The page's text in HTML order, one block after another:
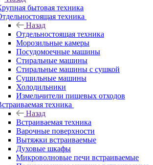
бытовая техника
техника
Назад
Отдельностоящая техника
Морозильные камеры
Посудомоечные машины
Стиральные машины
Стиральные машины с сушкой
Сушильные машины
Холодильники
Измельчители пищевых отходов
техника
Назад
Встраиваемая техника
Варочные поверхности
Вытяжки встраиваемые
Духовые шкафы
Микроволновые печи встраиваемые